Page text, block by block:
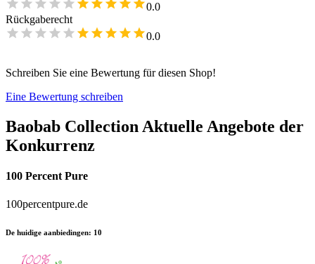
0.0
Rückgaberecht
0.0
Schreiben Sie eine Bewertung für diesen Shop!
Eine Bewertung schreiben
Baobab Collection Aktuelle Angebote der
Konkurrenz
100 Percent Pure
100percentpure.de
De huidige aanbiedingen: 10